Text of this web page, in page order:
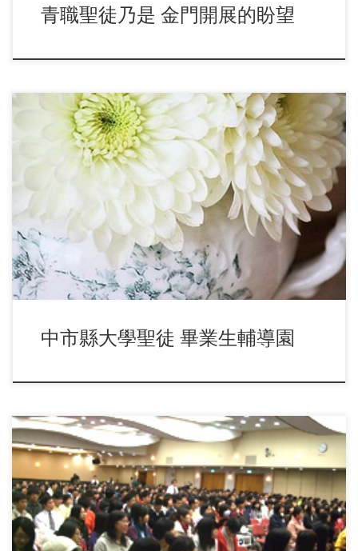
青職聖徒乃是 金門開展的盼望
已過週末十二月十八日（週六），在復興大樓舉辦中市縣大學
聖徒畢業生輔導園。參加對象為今年應屆畢業生。參 […]
中市縣大學聖徒 畢業生輔導園
台北市高中期末福音大會於十二月十一日（週六）下午，在信
基大會場舉行，超過七百位高中聖徒連同福音朋友與 […]